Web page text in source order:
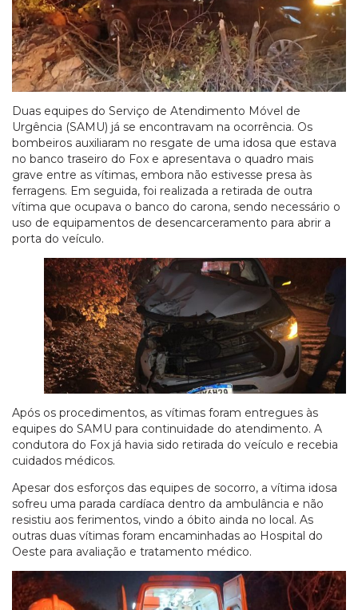
Duas equipes do Serviço de Atendimento Móvel de
Urgência (SAMU) já se encontravam na ocorrência. Os
bombeiros auxiliaram no resgate de uma idosa que estava
no banco traseiro do Fox e apresentava o quadro mais
grave entre as vítimas, embora não estivesse presa às
ferragens. Em seguida, foi realizada a retirada de outra
vítima que ocupava o banco do carona, sendo necessário o
uso de equipamentos de desencarceramento para abrir a
porta do veículo.
Após os procedimentos, as vítimas foram entregues às
equipes do SAMU para continuidade do atendimento. A
condutora do Fox já havia sido retirada do veículo e recebia
cuidados médicos.
Apesar dos esforços das equipes de socorro, a vítima idosa
sofreu uma parada cardíaca dentro da ambulância e não
resistiu aos ferimentos, vindo a óbito ainda no local. As
outras duas vítimas foram encaminhadas ao Hospital do
Oeste para avaliação e tratamento médico.